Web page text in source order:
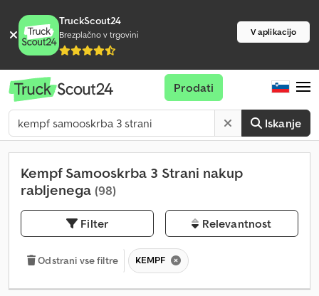
TruckScout24
Brezplačno v trgovini V aplikacijo
Iskanje
Prodati
Kempf Samooskrba 3 Strani nakup
rabljenega (98)
Filter Relevantnost
Odstrani vse filtre KEMPF